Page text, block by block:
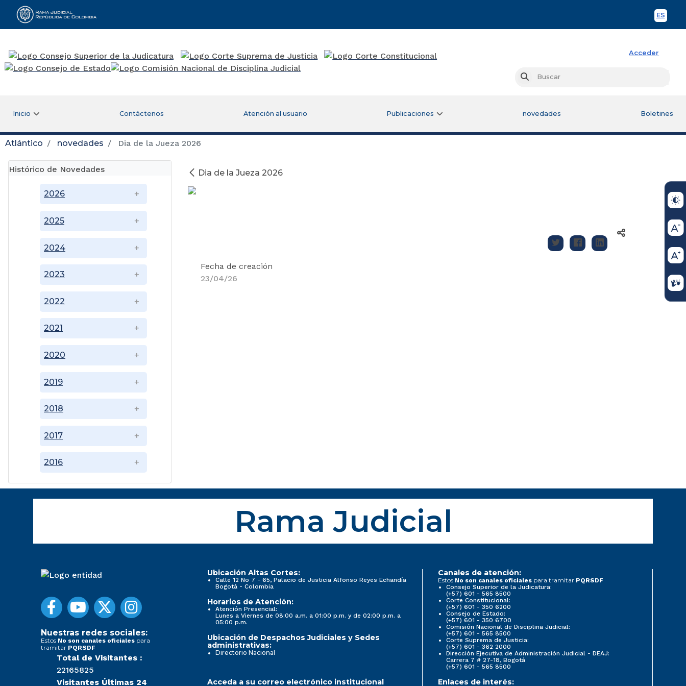
ES
Rama Judicial
Acceder
Buscar
Inicio Contáctenos Atención al usuario Publicaciones novedades Boletines
Atlántico novedades Dia de la Jueza 2026
Histórico de Novedades
2016
2017
2018
2019
2020
2021
2022
2023
2024
2025
2026
Dia de la Jueza 2026
Fecha de creación
23/04/26
Rama Judicial
Nuestras redes sociales:
Estos No son canales oficiales para
tramitar PQRSDF
Total de Visitantes :
22165825
Visitantes Últimas 24
Ubicación Altas Cortes:
Calle 12 No 7 - 65, Palacio de Justicia Alfonso Reyes Echandía
Bogotá - Colombia
Horarios de Atención:
Atención Presencial:
Lunes a Viernes de 08:00 a.m. a 01:00 p.m. y de 02:00 p.m. a
05:00 p.m.
Ubicación de Despachos Judiciales y Sedes
administrativas:
Directorio Nacional
Canales de atención:
Estos No son canales oficiales para tramitar PQRSDF
Consejo Superior de la Judicatura:
(+57) 601 - 565 8500
Corte Constitucional:
(+57) 601 - 350 6200
Consejo de Estado:
(+57) 601 - 350 6700
Comisión Nacional de Disciplina Judicial:
(+57) 601 - 565 8500
Corte Suprema de Justicia:
(+57) 601 - 362 2000
Dirección Ejecutiva de Administración Judicial - DEAJ:
Carrera 7 # 27-18, Bogotá
(+57) 601 - 565 8500
Acceda a su correo electrónico institucional Enlaces de interés: